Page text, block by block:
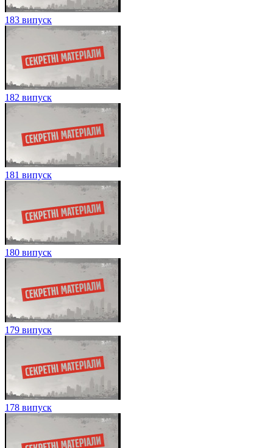
183 випуск
182 випуск
181 випуск
180 випуск
179 випуск
178 випуск